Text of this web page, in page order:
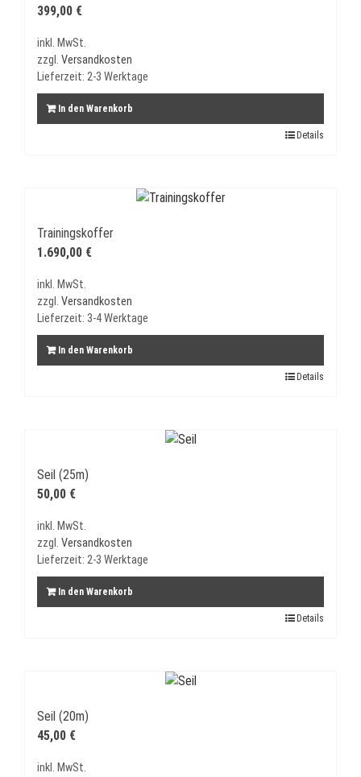
399,00 €
inkl. MwSt.
zzgl. Versandkosten
Lieferzeit: 2-3 Werktage
In den Warenkorb
Details
Trainingskoffer
1.690,00 €
inkl. MwSt.
zzgl. Versandkosten
Lieferzeit: 3-4 Werktage
In den Warenkorb
Details
Seil (25m)
50,00 €
inkl. MwSt.
zzgl. Versandkosten
Lieferzeit: 2-3 Werktage
In den Warenkorb
Details
Seil (20m)
45,00 €
inkl. MwSt.